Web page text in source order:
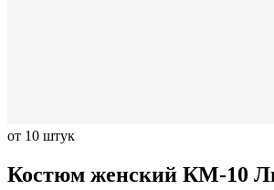
от 10 штук
Костюм женский КМ-10